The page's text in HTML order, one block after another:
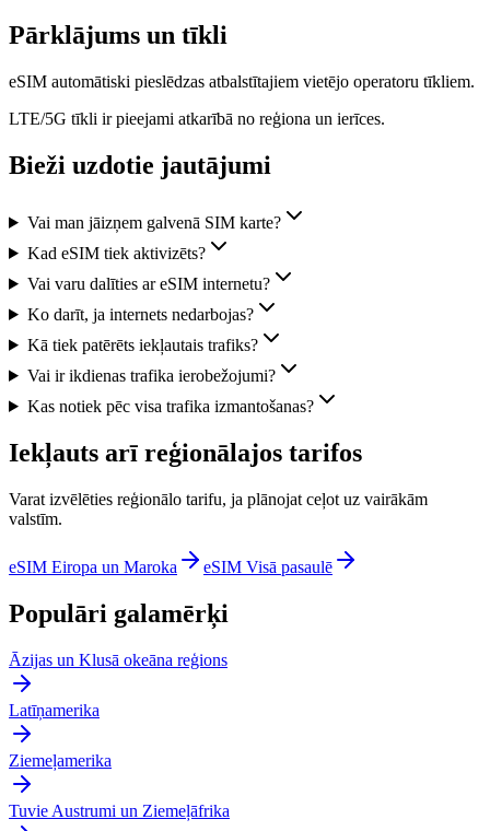
Pārklājums un tīkli
eSIM automātiski pieslēdzas atbalstītajiem vietējo operatoru tīkliem.
LTE/5G tīkli ir pieejami atkarībā no reģiona un ierīces.
Bieži uzdotie jautājumi
Vai man jāizņem galvenā SIM karte?
Kad eSIM tiek aktivizēts?
Vai varu dalīties ar eSIM internetu?
Ko darīt, ja internets nedarbojas?
Kā tiek patērēts iekļautais trafiks?
Vai ir ikdienas trafika ierobežojumi?
Kas notiek pēc visa trafika izmantošanas?
Iekļauts arī reģionālajos tarifos
Varat izvēlēties reģionālo tarifu, ja plānojat ceļot uz vairākām
valstīm.
eSIM Eiropa un Maroka eSIM Visā pasaulē
Populāri galamērķi
Āzijas un Klusā okeāna reģions
Latīņamerika
Ziemeļamerika
Tuvie Austrumi un Ziemeļāfrika